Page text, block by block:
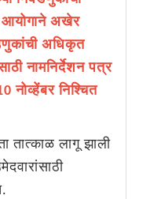
आयोगाने अखेर
अधिकृत
नामनिर्देशन पत्र
नोव्हेंबर निश्चित
तात्काळ लागू झाली